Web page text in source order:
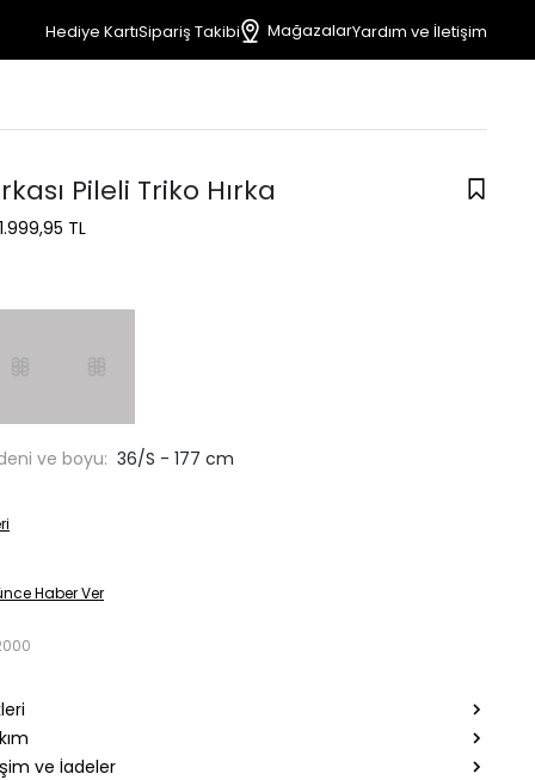
Hediye KartıSipariş Takibi MağazalarYardım ve İletişim
Pileli Triko Hırka
1.999,95 TL
ve boyu: 36/S - 177 cm
Haber Ver
ve İadeler